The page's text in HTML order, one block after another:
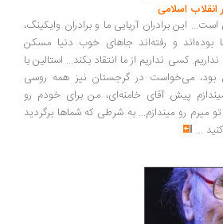
برادران آریایی ما و برادران وایکینگ،
و رفته‌اند جاهای خوب دنیا مسکن
نداریم از ما انتقاد بکند... استالین با
در گرجستان نیز همه روسی
آقای خامنه‌ای، من برای خودم رو
رو میندازم... به شرطی که شماها برگردید